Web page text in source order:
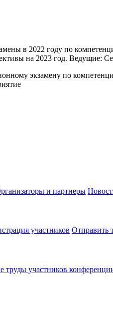
в 2022 году по
на 2023 год. Ведущие:
экзамену по
и партнеры
участников Отправить
труды участников